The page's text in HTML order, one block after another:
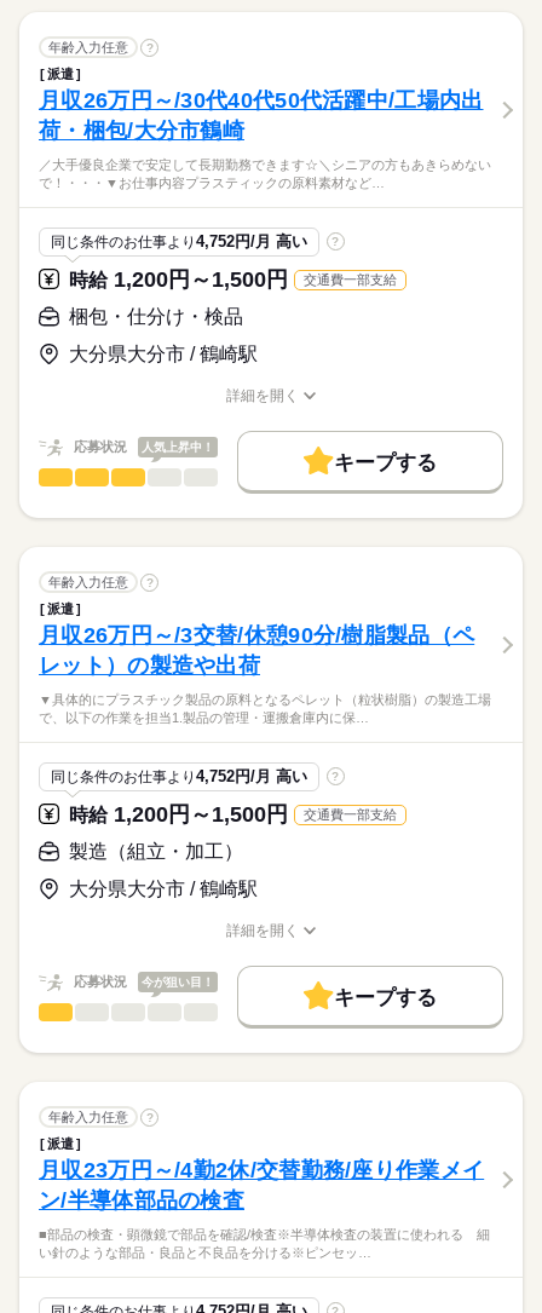
就業時間・曜日
残20未満
10時～出社
働き方・環境
ブランクOK
産休・育休 社会保険制度
研修制度
車OK
寮・社宅 ルーティン
■月収例
218,430円
時給1,080円×実働1日8時間×月21日勤務＝190,080円
残業1,350円×残業1日1時間×月21日勤務＝28,350円
【交通費備考】
※規定あり（上限：月13,000円）
09：00～18：00
※上記勤務時間からお選びいただけます！
短時間も相談OK
■実働8時間
■休憩60分
※22：00～05：00の時間は18歳以上の方
続きを読む
休日・休暇
■有給休暇
■産休・育休などの取得実績あり
仕事の仕方 ひとりで みんなで
職場の様子
業界 その他
ひこの機会にヒューマンアシストでお仕事始めてみませんか♪
お仕事の特徴
基本特徴
未経験OK
新卒・第二 20代活躍
大量募集
交通費 即日スタート
主婦・主夫
WEB登録
働き方・環境
ブランクOK
社会保険制度 研修制度
制服あり
日払い
週払い 禁煙・分煙
ルーティン
続きを読む
■梱包
■半導体製造装置のユニット組立
■メカ・電気組立 など
クリーンルーム内で
チームの方たちと進めます。
組立手順書に従い、
プラモデルのように1台ずつ組立ていくので、
初めての方も楽しみながら覚えられます。
もちろん、組立やライン製造の
経験がある方も歓迎です♪
難しそうに感じるかもしれませんが、
充実のサポート体制がありますので
ご安心ください！
＼point／
・工場見学後、最短3日で就業可能
・冷暖房完備で快適
・語学を活かせる
応募資格
■髪色自由
＜必須＞
■高卒以上
＜歓迎＞
■フリーター
■長期で働きたい方
■モクモクと作業を進めたい方
給与 時給
【月収例】
時給1,200円×実働7時間50分×月21日＝197,316円
【交通費備考】
※規定あり（上限：月13,000円）
08：00～16：55
■実働7時間50分
■休憩65分
休日・休暇 日曜 祝日
■会社カレンダーあり
■週休2日
年齢入力任意 ?
派遣
月収26万円～/30代40代50代活躍中/工場内出
荷・梱包/大分市鶴崎
／大手優良企業で安定して長期勤務できます☆＼シニアの方もあきらめない
で！・・・▼お仕事内容プラスティックの原料素材など…
同じ条件のお仕事より 4,752円/月 高い ?
時給1,200円～1,500円 交通費一部支給
梱包・仕分け・検品
大分県大分市 / 鶴崎駅
男女の割合 男性
仕事の仕方 ひとりで みんなで
職場の様子
業界 その他
腰を落ち着けて働きたい方活躍中！
☆食堂・休憩室あり☆
高時給・深夜手当・残業ありで
月収26万円以上も可能なお仕事です（＾＾）/
お仕事の特徴
50代活躍
60代歓迎
大量募集
交通費 即日スタート 主婦・主夫 学生歓迎
ブランクOK
制服あり
日払い 週払い 禁煙・分煙
バイク自転車
車OK
寮・社宅 ルーティン
続きを読む
梱包・仕分け・検品
＼
シニアの方もあきらめないで！
・・・
▼お仕事内容
原料素材などを製造している大手工場で
最終の出荷準備や梱包作業などの
一連の作業をお願いします！
チームワーク重視の職場で
２交替または３交替勤務
・・・
平日にお休みがあって何かと便利です！
働きやすい職場ですよ♪
高時給で、
しっかり稼げるので嬉しい☆
◎寮あり
◎日払い・週払いあり
※上記規定あり
応募資格
■応募資格：不問
＜こんな人が活躍＞
やる気さえあれば誰でも挑戦出来ます！
体を動かして良い汗かいてガッツリ稼いでリア充可能！
給与 時給
・・・
＝260,000円以上も可能です◎
※日・週払いも対応可能OK（規定あり）
■支払日：毎月25日・銀行振込
※金融機関が休みの場合、金融機関の翌営業日
※給与・交通費まとめて支給します
【交通費備考】
※上限13,000円／月
★車・バイク（要任意保険）通勤OK！
★自転車通勤OK！
08：00～16：30
16：00～00：30
00：00～08：30
★３交替勤務
１）08：00～16：30
２）16：00～24：30
３）24：00～08：30
■実働：７時間
■休憩：90分
続きを読む
休日・休暇
詳細を開く
応募状況 人気上昇中！
キープする
年齢入力任意 ?
派遣
月収26万円～/3交替/休憩90分/樹脂製品（ペ
レット）の製造や出荷
▼具体的にプラスチック製品の原料となるペレット（粒状樹脂）の製造工場
で、以下の作業を担当1.製品の管理・運搬倉庫内に保…
同じ条件のお仕事より 4,752円/月 高い ?
時給1,200円～1,500円 交通費一部支給
製造（組立・加工）
大分県大分市 / 鶴崎駅
男女の割合 男性
仕事の仕方 ひとりで みんなで
職場の様子
業界 その他
ト）の製造・梱包・出荷を担当していただきます。
製造（組立・加工）
以下の作業を担当
1.製品の管理・運搬
倉庫内に保管されたペレットを在庫管理し、
出荷指示に従って運搬。
（※資格がない方は、簡単な作業からスタート）
ペレットを専用の袋に詰め、
応募資格
＜条件＞
■資格不問
※中途入社50％以上
詳細を開く
応募状況 今が狙い目！
キープする
年齢入力任意 ?
派遣
月収23万円～/4勤2休/交替勤務/座り作業メイ
ン/半導体部品の検査
■部品の検査・顕微鏡で部品を確認/検査※半導体検査の装置に使われる 細
い針のような部品・良品と不良品を分ける※ピンセッ…